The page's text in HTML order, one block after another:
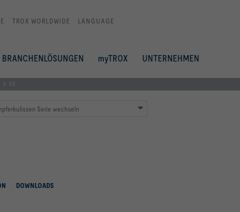
TROX WORLDWIDE LANGUAGE
BRANCHENLÖSUNGEN myTROX UNTERNEHMEN
XK
Serie wechseln
DOWNLOADS